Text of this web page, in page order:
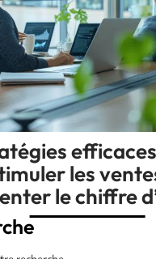
les
le chiffre